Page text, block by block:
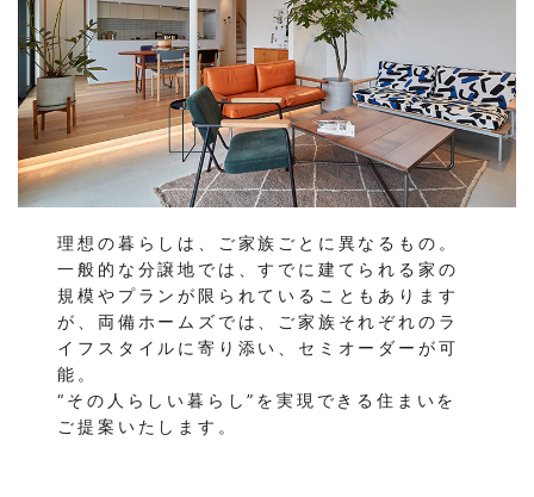
理想の暮らしは、ご家族ごとに異なるもの。
一般的な分譲地では、すでに建てられる家の
規模やプランが限られていることもあります
が、両備ホームズでは、ご家族それぞれのラ
イフスタイルに寄り添い、セミオーダーが可
能。
“その人らしい暮らし”を実現できる住まいを
ご提案いたします。